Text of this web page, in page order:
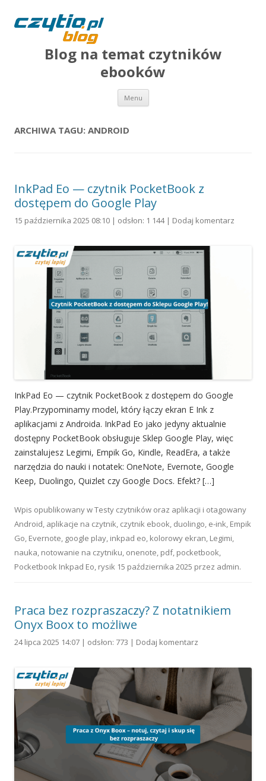
Blog na temat czytników
ebooków
Menu Przejdź do treści
ARCHIWA TAGU: ANDROID
InkPad Eo — czytnik PocketBook z
dostępem do Google Play
15 października 2025 08:10 | odsłon: 1 144 | Dodaj komentarz
InkPad Eo — czytnik PocketBook z dostępem do Google
Play.Przypominamy model, który łączy ekran E Ink z
aplikacjami z Androida. InkPad Eo jako jedyny aktualnie
dostępny PocketBook obsługuje Sklep Google Play, więc
zainstalujesz Legimi, Empik Go, Kindle, ReadEra, a także
narzędzia do nauki i notatek: OneNote, Evernote, Google
Keep, Duolingo, Quizlet czy Google Docs. Efekt? […]
Wpis opublikowany wTesty czytników oraz aplikacji i otagowany
Android, aplikacje na czytnik, czytnik ebook, duolingo, e-ink, Empik
Go, Evernote, google play, inkpad eo, kolorowy ekran, Legimi,
nauka, notowanie na czytniku, onenote, pdf, pocketbook,
Pocketbook Inkpad Eo, rysik 15 października 2025 przez admin.
Praca bez rozpraszaczy? Z notatnikiem
Onyx Boox to możliwe
24 lipca 2025 14:07 | odsłon: 773 | Dodaj komentarz